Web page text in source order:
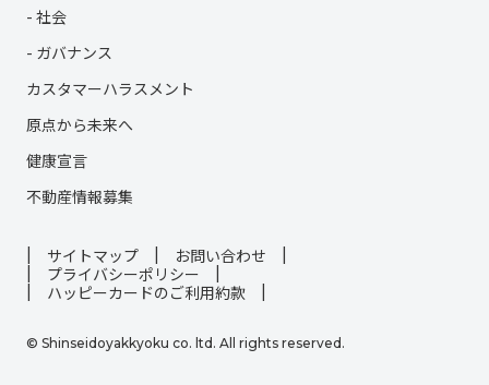
- 社会
- ガバナンス
カスタマーハラスメント
原点から未来へ
健康宣言
不動産情報募集
サイトマップ
お問い合わせ
プライバシーポリシー
ハッピーカードのご利用約款
© Shinseidoyakkyoku co. ltd. All rights reserved.